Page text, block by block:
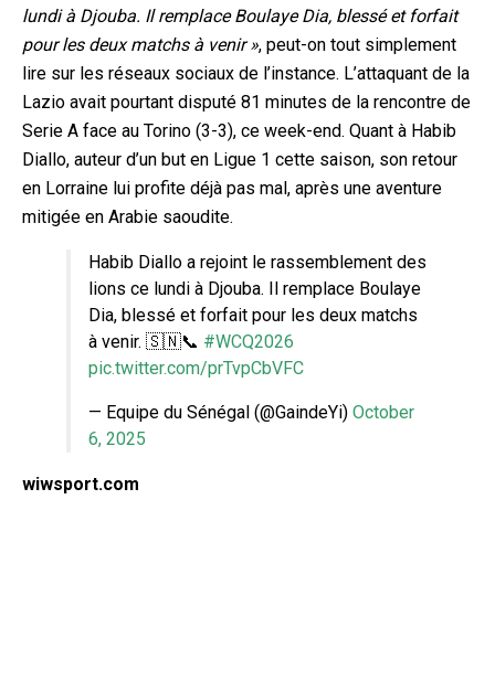
lundi à Djouba. Il remplace Boulaye Dia, blessé et forfait
pour les deux matchs à venir », peut-on tout simplement
lire sur les réseaux sociaux de l’instance. L’attaquant de la
Lazio avait pourtant disputé 81 minutes de la rencontre de
Serie A face au Torino (3-3), ce week-end. Quant à Habib
Diallo, auteur d’un but en Ligue 1 cette saison, son retour
en Lorraine lui profite déjà pas mal, après une aventure
mitigée en Arabie saoudite.
Habib Diallo a rejoint le rassemblement des
lions ce lundi à Djouba. Il remplace Boulaye
Dia, blessé et forfait pour les deux matchs
à venir. 🇸🇳📞 #WCQ2026
pic.twitter.com/prTvpCbVFC
— Equipe du Sénégal (@GaindeYi) October
6, 2025
wiwsport.com